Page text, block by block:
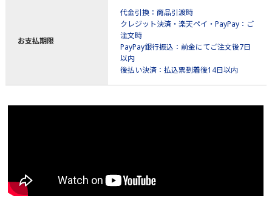
お支払期限
代金引換：商品引渡時
クレジット決済・楽天ペイ・PayPay：ご
注文時
PayPay銀行振込：前金にてご注文後7日
以内
後払い決済：払込票到着後14日以内